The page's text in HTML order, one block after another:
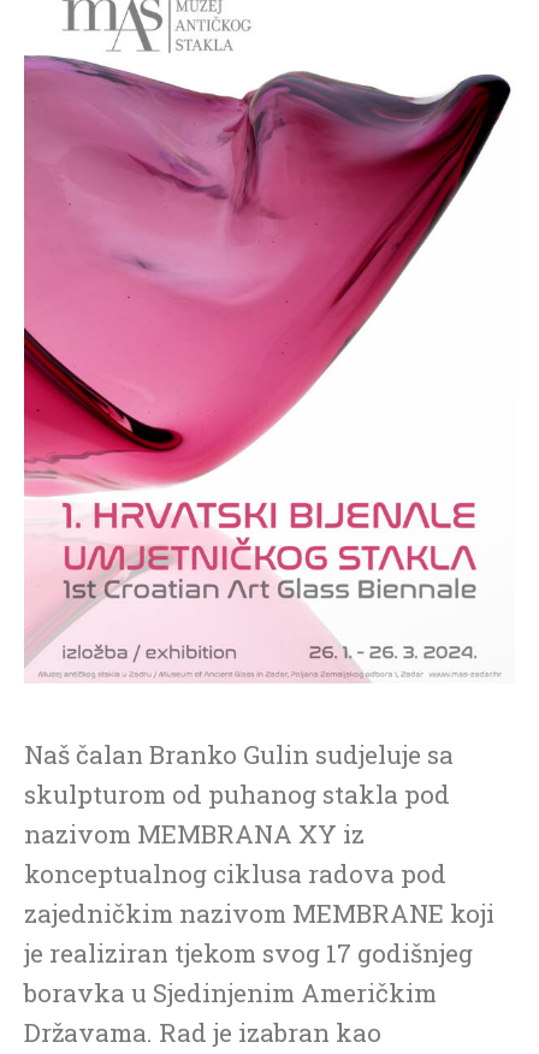
Naš čalan Branko Gulin sudjeluje sa
skulpturom od puhanog stakla pod
nazivom MEMBRANA XY iz
konceptualnog ciklusa radova pod
zajedničkim nazivom MEMBRANE koji
je realiziran tjekom svog 17 godišnjeg
boravka u Sjedinjenim Američkim
Državama. Rad je izabran kao